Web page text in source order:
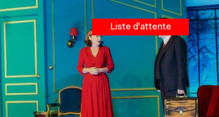
Liste d'attente